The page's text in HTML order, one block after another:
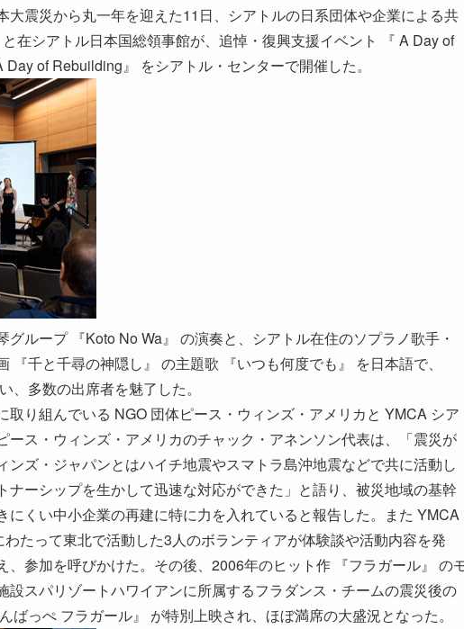
震災から丸一年を迎えた11日、シアトルの日系団体や企業による共
在シアトル日本国総領事館が、追悼・復興支援イベント 『 A Day of
of Rebuilding』 をシアトル・センターで開催した。
ループ 『Koto No Wa』 の演奏と、シアトル在住のソプラノ歌手・
千と千尋の神隠し』 の主題歌 『いつも何度でも』 を日本語で、
、多数の出席者を魅了した。
り組んでいる NGO 団体ピース・ウィンズ・アメリカと YMCA シア
ース・ウィンズ・アメリカのチャック・アネンソン代表は、「震災が
ズ・ジャパンとはハイチ地震やスマトラ島沖地震などで共に活動し
ナーシップを生かして迅速な対応ができた」と語り、被災地域の基幹
にくい中小企業の再建に特に力を入れていると報告した。また YMCA
たって東北で活動した3人のボランティアが体験談や活動内容を発
参加を呼びかけた。その後、2006年のヒット作 『フラガール』 の
設スパリゾートハワイアンに所属するフラダンス・チームの震災後の
っぺ フラガール』 が特別上映され、ほぼ満席の大盛況となった。